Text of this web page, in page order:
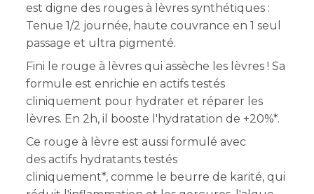
est digne des rouges à lèvres synthétiques :
Tenue 1/2 journée, haute couvrance en 1 seul
passage et ultra pigmenté.
Fini le rouge à lèvres qui assèche les lèvres ! Sa
formule est enrichie en actifs testés
cliniquement pour hydrater et réparer les
lèvres. En 2h, il booste l'hydratation de +20%*.
Ce rouge à lèvre est aussi formulé avec
des actifs hydratants testés
cliniquement*, comme le beurre de karité, qui